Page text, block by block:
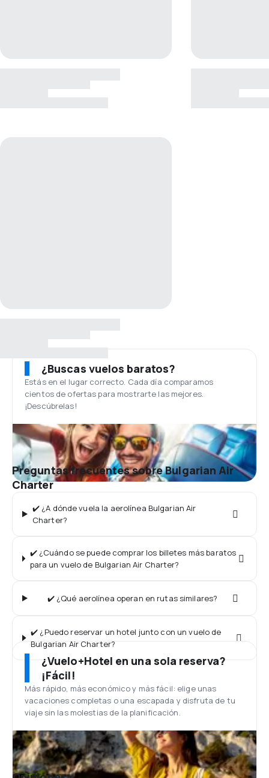
¿Buscas vuelos baratos?
Estás en el lugar correcto. Cada día comparamos
cientos de ofertas para mostrarte las mejores.
¡Descúbrelas!
Preguntas frecuentes sobre Bulgarian Air
Charter
✔️ ¿A dónde vuela la aerolínea Bulgarian Air
Charter?
✔️ ¿Cuándo se puede comprar los billetes más baratos
para un vuelo de Bulgarian Air Charter?
✔️ ¿Qué aerolínea operan en rutas similares?
✔️ ¿Puedo reservar un hotel junto con un vuelo de
Bulgarian Air Charter?
¿Vuelo+Hotel en una sola reserva?
¡Fácil!
Más rápido, más económico y más fácil: elige unas
vacaciones completas o una escapada y disfruta de tu
viaje sin las molestias de la planificación.